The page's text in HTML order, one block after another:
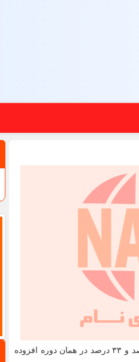
همین طور مصرف کوکائین و MDMA که بطور معمول به عنوان اکستازی شناخته می شود به ترتیب ۱۹ درصد و ۳۳ درصد در همان دوره افزوده